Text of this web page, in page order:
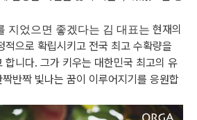
지었으면 좋겠다는 김 대표는 현재의
적으로 확립시키고 전국 최고 수확량을
합니다. 그가 키우는 대한민국 최고의 유
반짝 빛나는 꿈이 이루어지기를 응원합